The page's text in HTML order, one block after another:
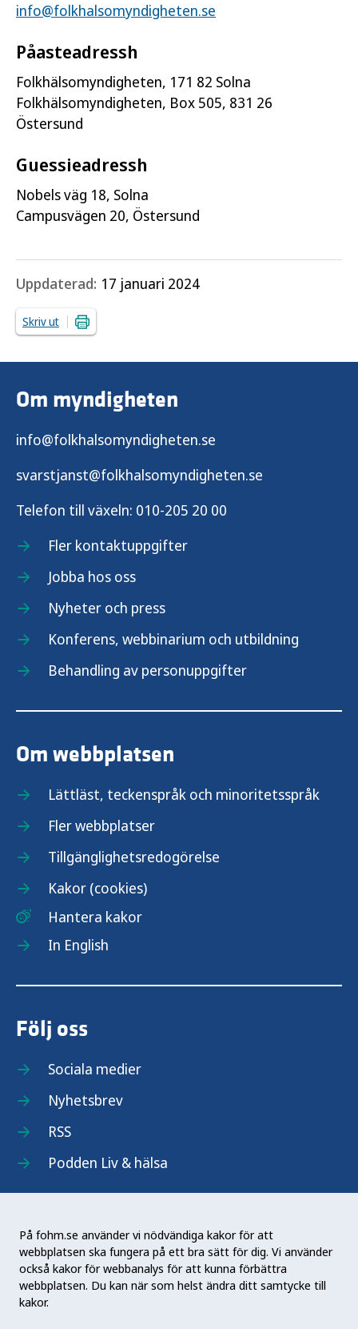
På fohm.se använder vi nödvändiga kakor för att
webbplatsen ska fungera på ett bra sätt för dig. Vi använder
också kakor för webbanalys för att kunna förbättra
webbplatsen. Du kan när som helst ändra ditt samtycke till
kakor.
info@folkhalsomyndigheten.se
Påasteadressh
Folkhälsomyndigheten, 171 82 Solna
Folkhälsomyndigheten, Box 505, 831 26
Östersund
Guessieadressh
Nobels väg 18, Solna
Campusvägen 20, Östersund
Uppdaterad: 17 januari 2024
Skriv ut
Om myndigheten
info@folkhalsomyndigheten.se
svarstjanst@folkhalsomyndigheten.se
Telefon till växeln: 010-205 20 00
Fler kontaktuppgifter
Jobba hos oss
Nyheter och press
Konferens, webbinarium och utbildning
Behandling av personuppgifter
Om webbplatsen
Lättläst, teckenspråk och minoritetsspråk
Fler webbplatser
Tillgänglighetsredogörelse
Kakor (cookies)
Hantera kakor
In English
Följ oss
Sociala medier
Nyhetsbrev
RSS
Podden Liv & hälsa
Folkhälsomyndigheten (Fohm) är en nationell
kunskapsmyndighet som arbetar för en bättre
folkhälsa. Det gör myndigheten genom att